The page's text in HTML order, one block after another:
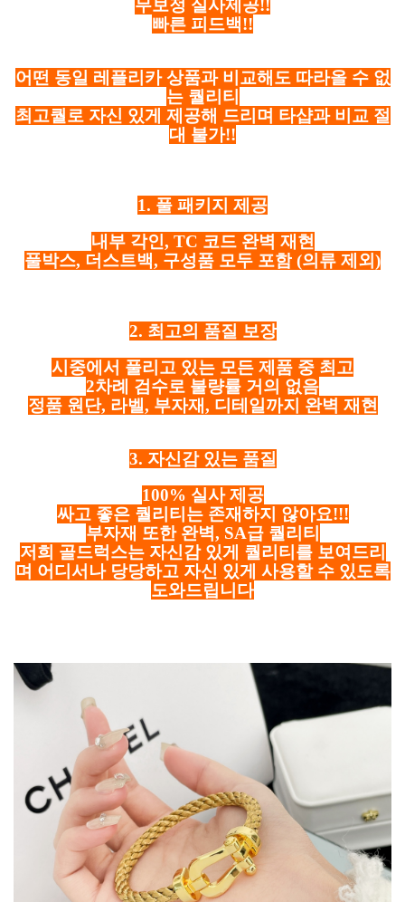
무보정 실사제공!!
빠른 피드백!!
어떤 동일 레플리카 상품과 비교해도 따라올 수 없
는 퀄리티
최고퀄로 자신 있게 제공해 드리며 타샵과 비교 절
대 불가!!
1. 풀 패키지 제공
내부 각인, TC 코드 완벽 재현
풀박스, 더스트백, 구성품 모두 포함 (의류 제외)
2. 최고의 품질 보장
시중에서 풀리고 있는 모든 제품 중 최고
2차례 검수로 불량률 거의 없음
정품 원단, 라벨, 부자재, 디테일까지 완벽 재현
3. 자신감 있는 품질
100% 실사 제공
싸고 좋은 퀄리티는 존재하지 않아요!!!
부자재 또한 완벽, SA급 퀄리티
저희 골드럭스는 자신감 있게 퀄리티를 보여드리
며 어디서나 당당하고 자신 있게 사용할 수 있도록
도와드립니다